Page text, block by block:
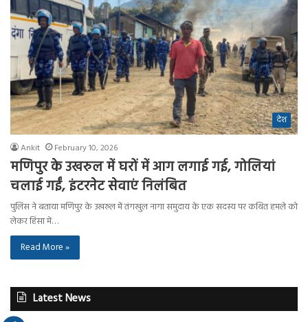
देश
Ankit February 10, 2026
मणिपुर के उखरुल में घरों में आग लगाई गई, गोलियां
चलाई गईं, इंटरनेट सेवाएं निलंबित
पुलिस ने बताया मणिपुर के उखरुल में तंगखुल नागा समुदाय के एक सदस्य पर कथित हमले को
लेकर हिंसा में…
Read More »
Latest News